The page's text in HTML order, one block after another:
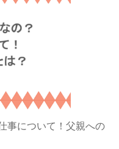
事について！父親への